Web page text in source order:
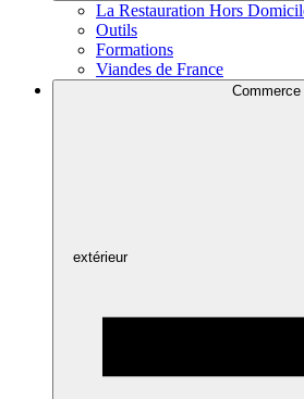
La Restauration Hors
Outils
Formations
Viandes de France
Commerce
extérieur